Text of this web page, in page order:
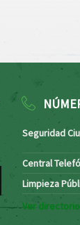
Seguridad
Central
Limpieza
Ver